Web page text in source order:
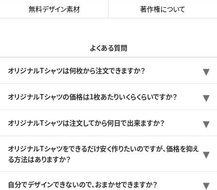
無料デザイン素材
著作権について
よくある質問
オリジナルTシャツは何枚から注文できますか？
オリジナルTシャツの価格は1枚あたりいくらくらいですか？
オリジナルTシャツは注文してから何日で出来ますか？
オリジナルTシャツをできるだけ安く作りたいのですが、価格を抑え
る方法はありますか？
自分でデザインできないので、おまかせできますか？